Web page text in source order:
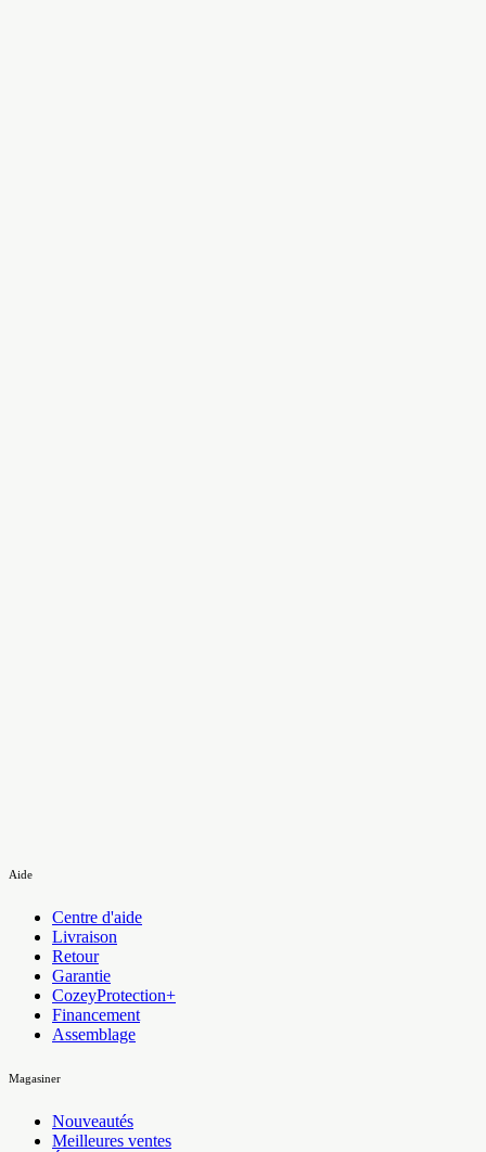
Aide
Centre d'aide
Livraison
Retour
Garantie
CozeyProtection+
Financement
Assemblage
Magasiner
Nouveautés
Meilleures ventes